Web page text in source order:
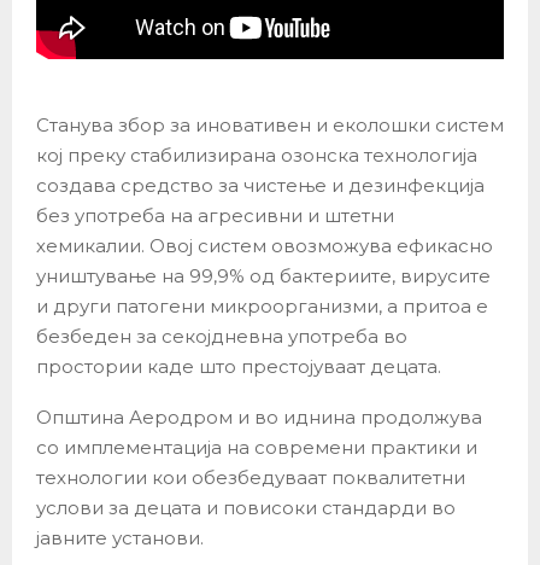
Станува збор за иновативен и еколошки систем
кој преку стабилизирана озонска технологија
создава средство за чистење и дезинфекција
без употреба на агресивни и штетни
хемикалии. Овој систем овозможува ефикасно
уништување на 99,9% од бактериите, вирусите
и други патогени микроорганизми, а притоа е
безбеден за секојдневна употреба во
простории каде што престојуваат децата.
Општина Аеродром и во иднина продолжува
со имплементација на современи практики и
технологии кои обезбедуваат поквалитетни
услови за децата и повисоки стандарди во
јавните установи.